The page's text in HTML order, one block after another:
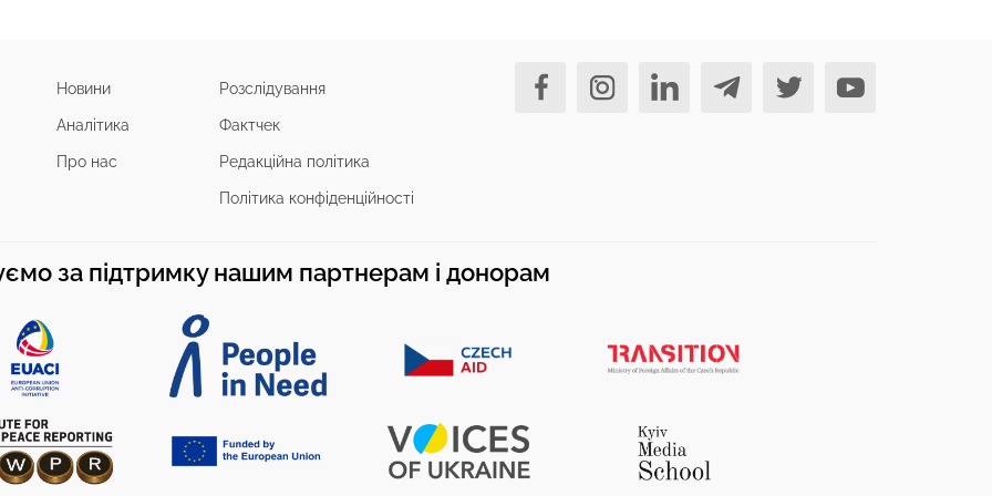
Новини
Аналітика
Про нас
Розслідування
Фактчек
Редакційна політика
Політика конфіденційності
за підтримку нашим партнерам і донорам